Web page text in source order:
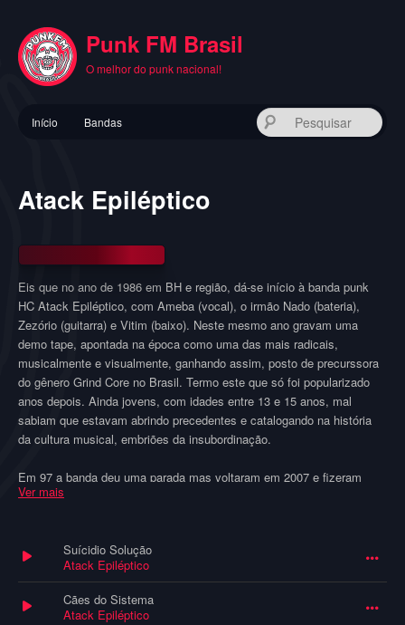
conteúdo
principal
Punk FM Brasil
O melhor do punk nacional!
principal
Início Bandas
Atack Epiléptico
Eis que no ano de 1986 em BH e região, dá-se início à banda punk
HC Atack Epiléptico, com Ameba (vocal), o irmão Nado (bateria),
Zezório (guitarra) e Vitim (baixo). Neste mesmo ano gravam uma
demo tape, apontada na época como uma das mais radicais,
musicalmente e visualmente, ganhando assim, posto de precurssora
do gênero Grind Core no Brasil. Termo este que só foi popularizado
anos depois. Ainda jovens, com idades entre 13 e 15 anos, mal
sabiam que estavam abrindo precedentes e catalogando na história
da cultura musical, embriões da insubordinação.
Em 97 a banda deu uma parada mas voltaram em 2007 e fizeram
showzinhos “humildades” com Napalm Death, Rattus, Riistetyt,
Ver mais
Suícidio Solução
Atack Epiléptico
Cães do Sistema
Atack Epiléptico